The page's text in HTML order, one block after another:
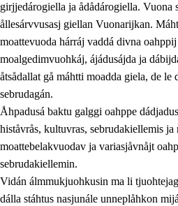
girjjedárogiella ja ådådárogiella.
ållesárvvusasj giellan Vuonarijkan.
moattevuoda hárráj vaddá divna
moalgedimvuohkáj, ájádusájda ja
åtsådallat gå máhtti moadda giela, de le
sebrudagán.
Åhpadusá baktu galggi oahppe
histåvrås, kultuvras, sebrudakiellemis
moattebelakvuodav ja variasjåvnåjt
sebrudakiellemin.
Vidán álmmukjuohkusin ma li
dálla stáhtus nasjunále unneplåhkon